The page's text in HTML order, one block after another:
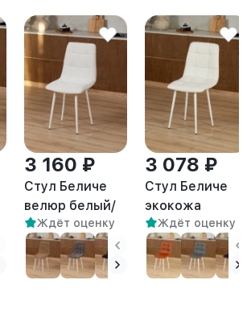
3 160 ₽
Стул Беличе
велюр белый/
белый
Ждёт оценку
3 078 ₽
Стул Беличе
экокожа
белый/белый
Ждёт оценку